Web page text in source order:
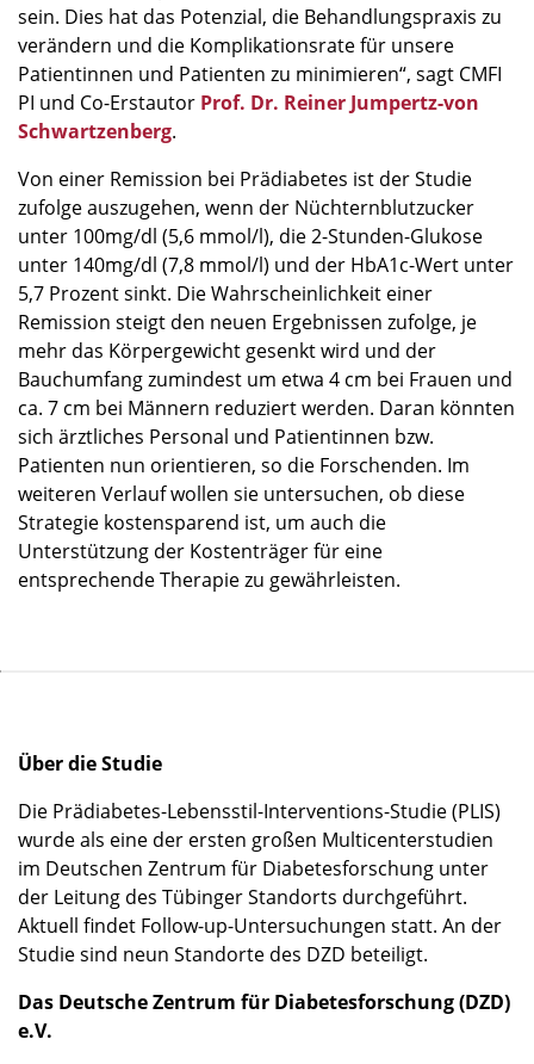
sein. Dies hat das Potenzial, die Behandlungspraxis zu
verändern und die Komplikationsrate für unsere
Patientinnen und Patienten zu minimieren“, sagt CMFI
PI und Co-Erstautor Prof. Dr. Reiner Jumpertz-von
Schwartzenberg.
Von einer Remission bei Prädiabetes ist der Studie
zufolge auszugehen, wenn der Nüchternblutzucker
unter 100mg/dl (5,6 mmol/l), die 2-Stunden-Glukose
unter 140mg/dl (7,8 mmol/l) und der HbA1c-Wert unter
5,7 Prozent sinkt. Die Wahrscheinlichkeit einer
Remission steigt den neuen Ergebnissen zufolge, je
mehr das Körpergewicht gesenkt wird und der
Bauchumfang zumindest um etwa 4 cm bei Frauen und
ca. 7 cm bei Männern reduziert werden. Daran könnten
sich ärztliches Personal und Patientinnen bzw.
Patienten nun orientieren, so die Forschenden. Im
weiteren Verlauf wollen sie untersuchen, ob diese
Strategie kostensparend ist, um auch die
Unterstützung der Kostenträger für eine
entsprechende Therapie zu gewährleisten.
Über die Studie
Die Prädiabetes-Lebensstil-Interventions-Studie (PLIS)
wurde als eine der ersten großen Multicenterstudien
im Deutschen Zentrum für Diabetesforschung unter
der Leitung des Tübinger Standorts durchgeführt.
Aktuell findet Follow-up-Untersuchungen statt. An der
Studie sind neun Standorte des DZD beteiligt.
Das Deutsche Zentrum für Diabetesforschung (DZD)
e.V.